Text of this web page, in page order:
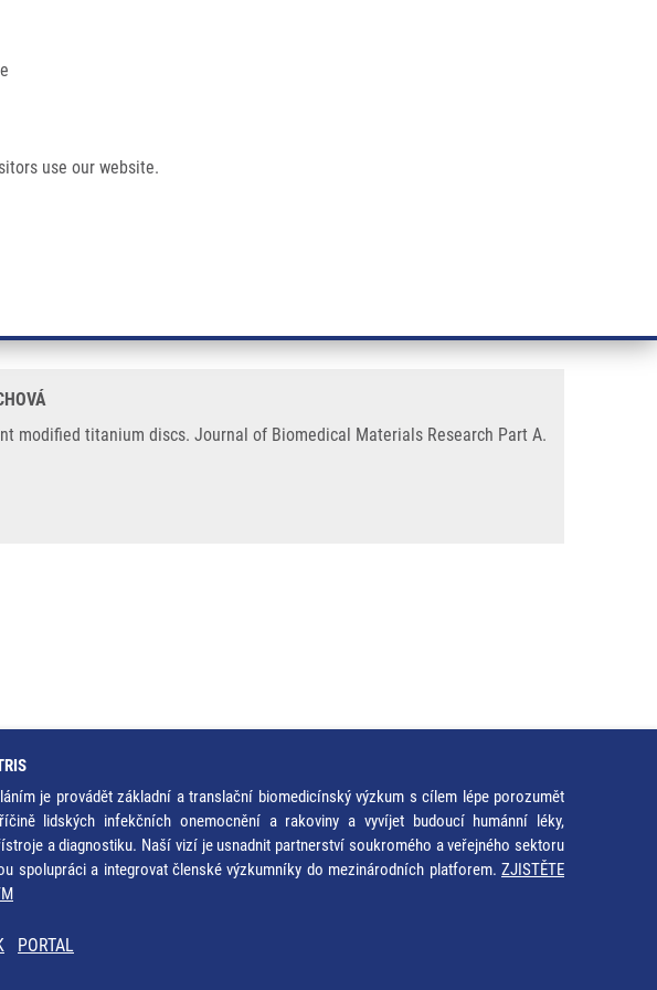
use our website.
strains on a different modified titanium
titanium discs. Journal of Biomedical Materials Research Part A.
je provádět základní a translační biomedicínský výzkum s cílem lépe porozumět
lidských infekčních onemocnění a rakoviny a vyvíjet budoucí humánní léky,
a diagnostiku. Naší vizí je usnadnit partnerství soukromého a veřejného sektoru
spolupráci a integrovat členské výzkumníky do mezinárodních platforem. ZJISTĚTE
PORTAL